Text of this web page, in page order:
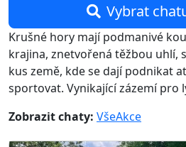
Vybrat
Krušné hory mají podmanivé
krajina, znetvořená těžbou uhlí,
kus země, kde se dají podnikat
sportovat. Vynikající zázemí pro
Zobrazit chaty: VšeAkce